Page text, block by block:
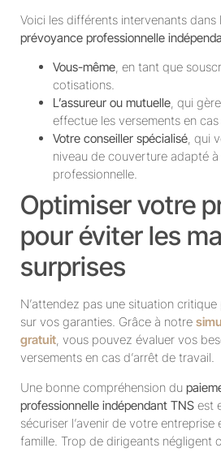
Voici les différents intervenants dans
prévoyance professionnelle
Vous-même, en tant que
cotisations.
L’assureur ou mutuelle, qui
effectue les versements en
Votre conseiller spécialisé, qui
niveau de couverture adapté
professionnelle.
Optimiser votre
pour éviter les
surprises
N’attendez pas une situation
sur vos garanties. Grâce à notre
gratuit, vous pouvez évaluer vos
versements en cas d’arrêt de travail.
Une bonne compréhension du
professionnelle indépendant TNS est
sécuriser l’avenir de votre
famille. Trop de dirigeants négligent